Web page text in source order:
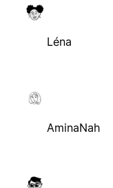
Léna
AminaNah